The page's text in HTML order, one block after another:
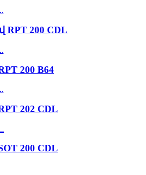
200 CDL
200 B64
202 CDL
200 CDL